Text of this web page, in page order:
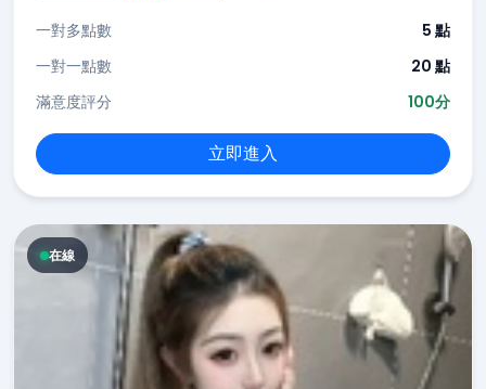
一對多點數
5 點
一對一點數
20 點
滿意度評分
100分
立即進入
在線